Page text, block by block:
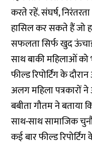
करते रहें. संघर्ष,
हासिल कर सकते हैं जो
सफलता सिर्फ खुद
साथ बाकी महिलाओं को
फील्ड रिपोर्टिंग के
अलग महिला
बबीता गौतम ने बताया
साथ-साथ सामाजिक
कई बार फील्ड